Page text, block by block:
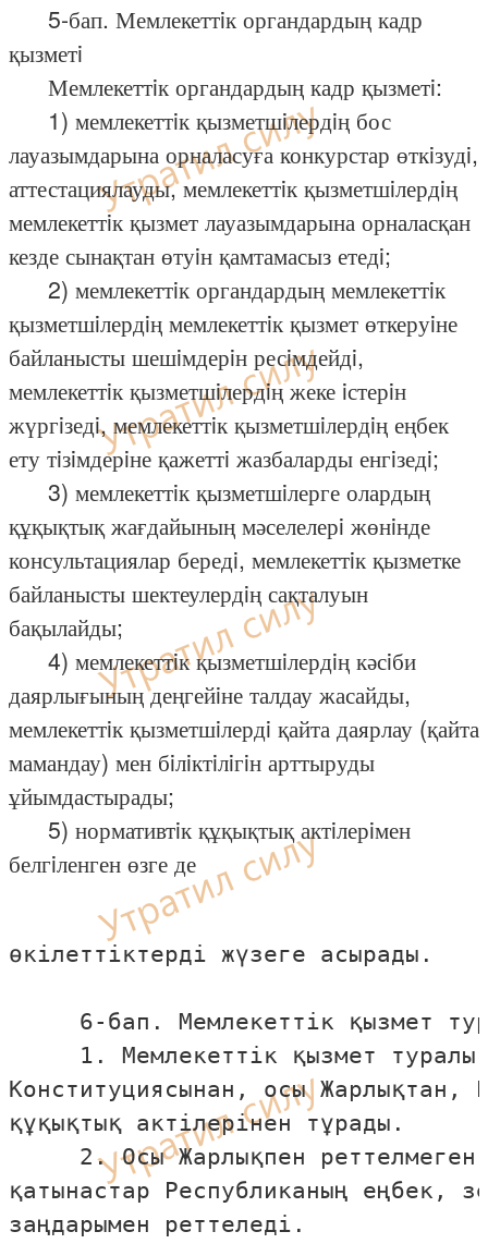
5-бап. Мемлекеттiк органдардың кадр
қызметi
Мемлекеттiк органдардың кадр қызметi:
1) мемлекеттiк қызметшiлердiң бос
лауазымдарына орналасуға конкурстар өткiзудi,
аттестациялауды, мемлекеттiк қызметшiлердiң
мемлекеттiк қызмет лауазымдарына орналасқан
кезде сынақтан өтуiн қамтамасыз етедi;
2) мемлекеттiк органдардың мемлекеттiк
қызметшiлердiң мемлекеттiк қызмет өткеруiне
байланысты шешiмдерiн ресiмдейдi,
мемлекеттiк қызметшiлердiң жеке iстерiн
жүргiзедi, мемлекеттiк қызметшiлердiң еңбек
ету тiзiмдерiне қажеттi жазбаларды енгiзедi;
3) мемлекеттiк қызметшiлерге олардың
құқықтық жағдайының мәселелерi жөнiнде
консультациялар бередi, мемлекеттiк қызметке
байланысты шектеулердiң сақталуын
бақылайды;
4) мемлекеттiк қызметшiлердiң кәсiби
даярлығының деңгейiне талдау жасайды,
мемлекеттiк қызметшiлердi қайта даярлау (қайта
мамандау) мен бiлiктiлiгiн арттыруды
ұйымдастырады;
5) нормативтiк құқықтық актiлерiмен
белгiленген өзге де
өкiлеттiктердi жүзеге асырады.
6-бап. Мемлекеттiк қызмет
1. Мемлекеттiк қызмет туралы
Конституциясынан, осы Жарлықтан,
құқықтық актiлерiнен тұрады.
2. Осы Жарлықпен
қатынастар Республиканың еңбек,
заңдарымен реттеледi.